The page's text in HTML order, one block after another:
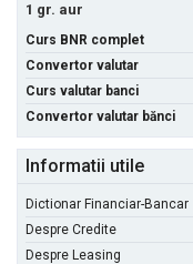
1 gr. aur
Curs BNR complet
Convertor valutar
Curs valutar banci
Convertor valutar bănci
Informatii utile
Dictionar Financiar-Bancar
Despre Credite
Despre Leasing